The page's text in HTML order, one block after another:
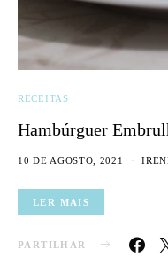
RECEITAS
Hambúrguer
10 DE AGOSTO, 2021
LER MAIS
PARTILHAR